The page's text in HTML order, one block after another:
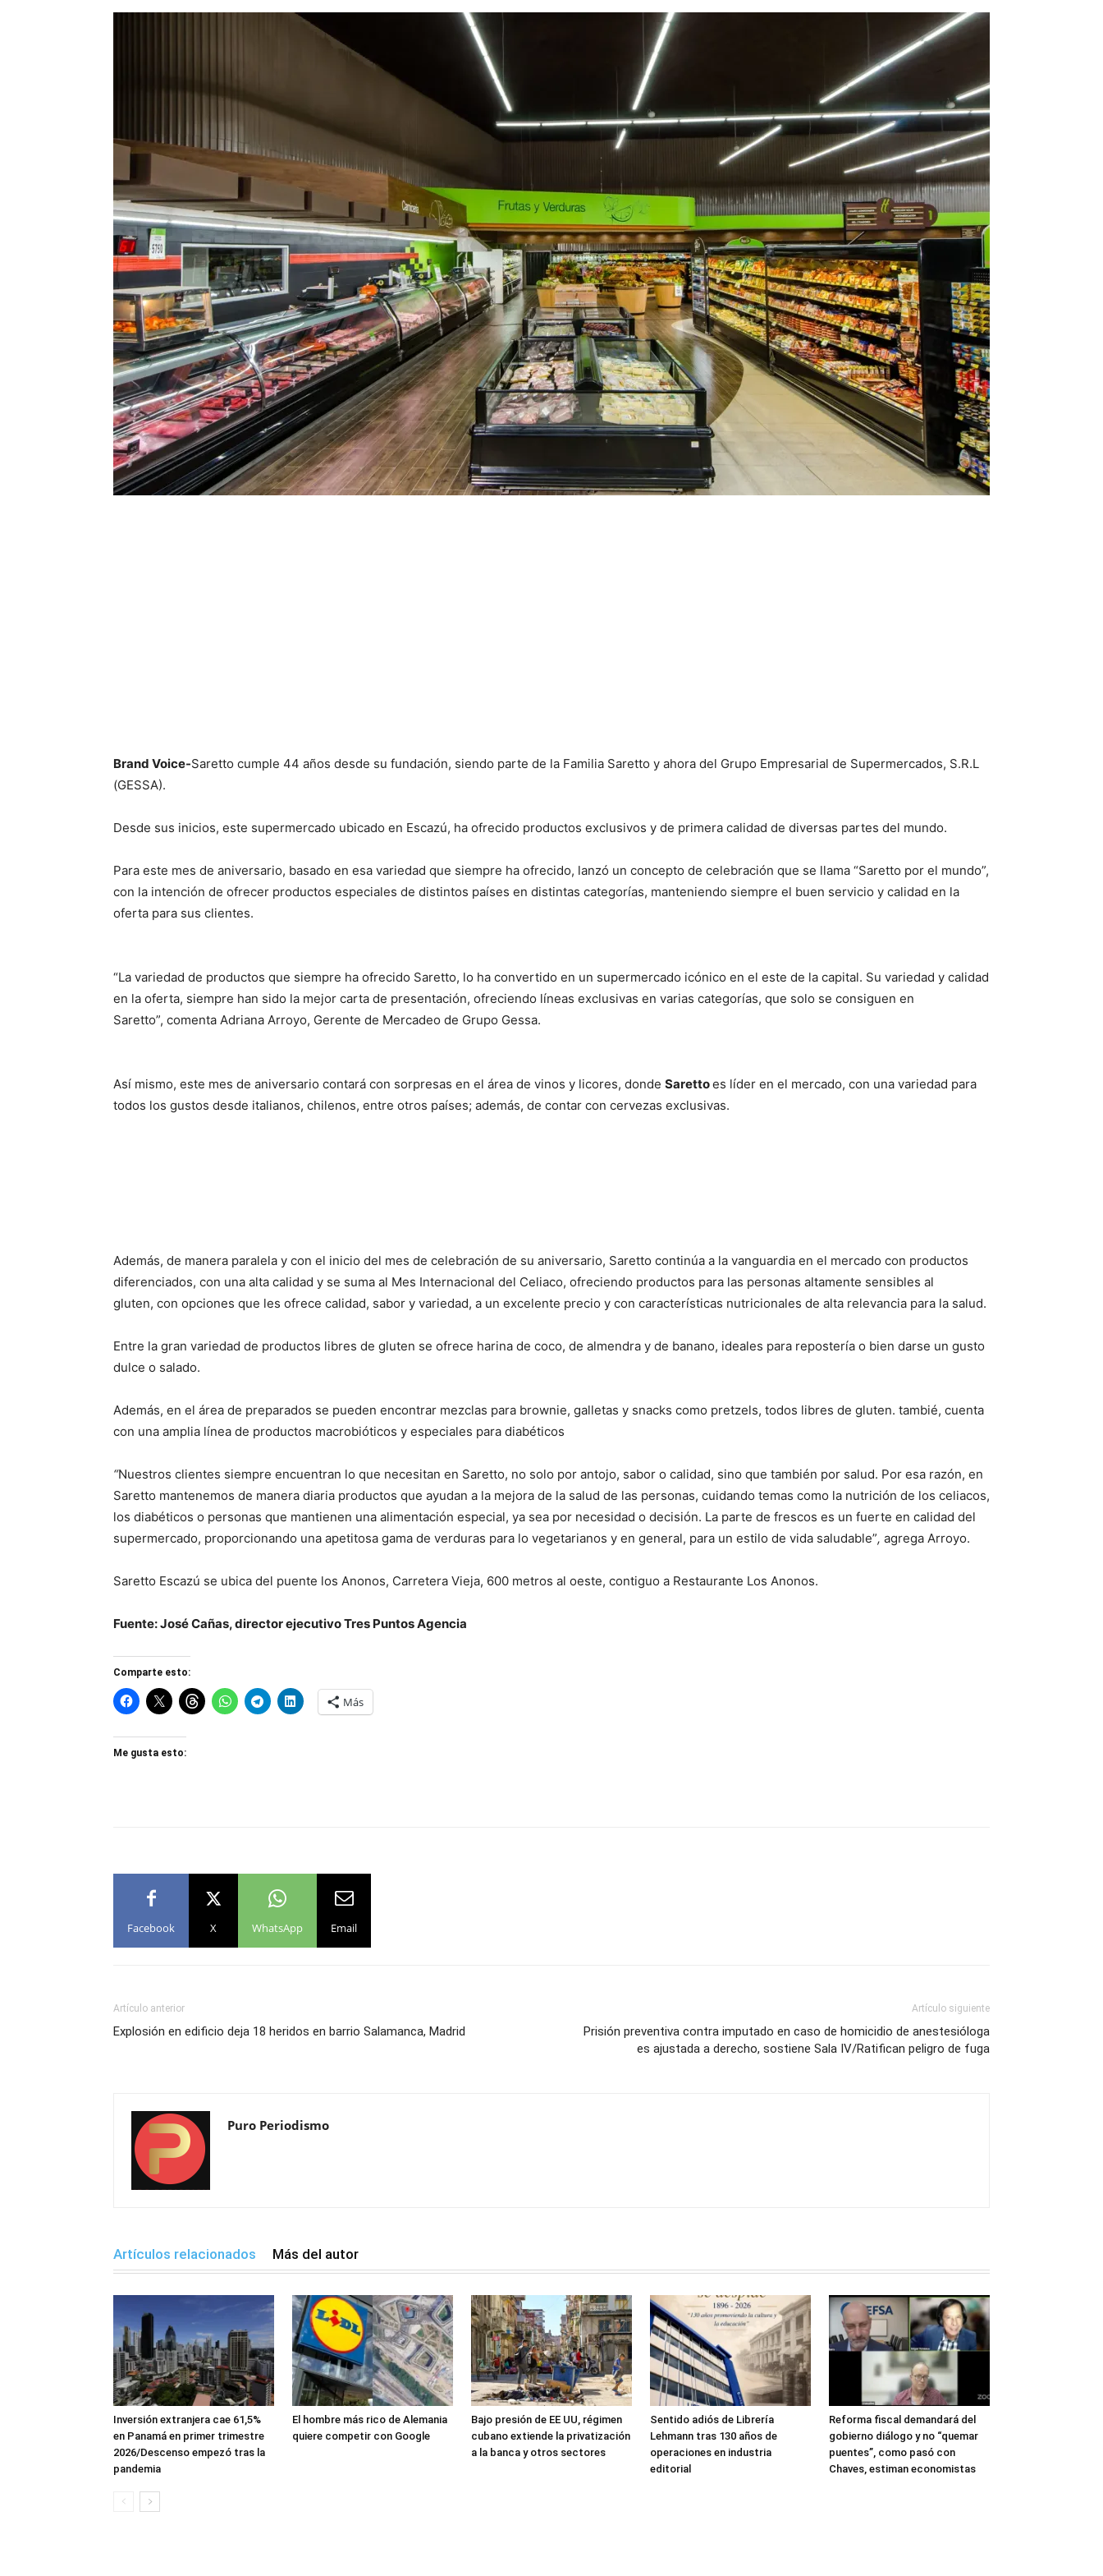
Brand Voice-Saretto cumple 44 años desde su fundación, siendo parte de la Familia Saretto y ahora del Grupo Empresarial de Supermercados, S.R.L
(GESSA).
Desde sus inicios, este supermercado ubicado en Escazú, ha ofrecido productos exclusivos y de primera calidad de diversas partes del mundo.
Para este mes de aniversario, basado en esa variedad que siempre ha ofrecido, lanzó un concepto de celebración que se llama “Saretto por el mundo”,
con la intención de ofrecer productos especiales de distintos países en distintas categorías, manteniendo siempre el buen servicio y calidad en la
oferta para sus clientes.
“La variedad de productos que siempre ha ofrecido Saretto, lo ha convertido en un supermercado icónico en el este de la capital. Su variedad y calidad
en la oferta, siempre han sido la mejor carta de presentación, ofreciendo líneas exclusivas en varias categorías, que solo se consiguen en
Saretto”, comenta Adriana Arroyo, Gerente de Mercadeo de Grupo Gessa.
Así mismo, este mes de aniversario contará con sorpresas en el área de vinos y licores, donde Sarettoes líder en el mercado, con una variedad para
todos los gustos desde italianos, chilenos, entre otros países; además, de contar con cervezas exclusivas.
Además, de manera paralela y con el inicio del mes de celebración de su aniversario, Saretto continúa a la vanguardia en el mercado con productos
diferenciados, con una alta calidad y se suma al Mes Internacional del Celiaco, ofreciendo productos para las personas altamente sensibles al
gluten, con opciones que les ofrece calidad, sabor y variedad, a un excelente precio y con características nutricionales de alta relevancia para la salud.
Entre la gran variedad de productos libres de gluten se ofrece harina de coco, de almendra y de banano, ideales para repostería o bien darse un gusto
dulce o salado.
Además, en el área de preparados se pueden encontrar mezclas para brownie, galletas y snacks como pretzels, todos libres de gluten. tambié, cuenta
con una amplia línea de productos macrobióticos y especiales para diabéticos
“Nuestros clientes siempre encuentran lo que necesitan en Saretto, no solo por antojo, sabor o calidad, sino que también por salud. Por esa razón, en
Saretto mantenemos de manera diaria productos que ayudan a la mejora de la salud de las personas, cuidando temas como la nutrición de los celiacos,
los diabéticos o personas que mantienen una alimentación especial, ya sea por necesidad o decisión. La parte de frescos es un fuerte en calidad del
supermercado, proporcionando una apetitosa gama de verduras para lo vegetarianos y en general, para un estilo de vida saludable”, agrega Arroyo.
Saretto Escazú se ubica del puente los Anonos, Carretera Vieja, 600 metros al oeste, contiguo a Restaurante Los Anonos.
Fuente: José Cañas, director ejecutivo Tres Puntos Agencia
Comparte esto:
Más
Me gusta esto:
Facebook X WhatsApp Email
Artículo anterior
Explosión en edificio deja 18 heridos en barrio Salamanca, Madrid
Artículo siguiente
Prisión preventiva contra imputado en caso de homicidio de anestesióloga
es ajustada a derecho, sostiene Sala IV/Ratifican peligro de fuga
Puro Periodismo
Artículos relacionados Más del autor
Inversión extranjera cae 61,5%
en Panamá en primer trimestre
2026/Descenso empezó tras la
pandemia
El hombre más rico de Alemania
quiere competir con Google
Bajo presión de EE UU, régimen
cubano extiende la privatización
a la banca y otros sectores
Sentido adiós de Librería
Lehmann tras 130 años de
operaciones en industria
editorial
Reforma fiscal demandará del
gobierno diálogo y no “quemar
puentes”, como pasó con
Chaves, estiman economistas